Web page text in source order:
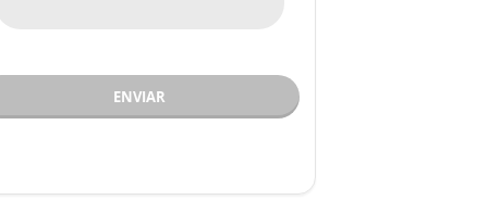
ENVIAR